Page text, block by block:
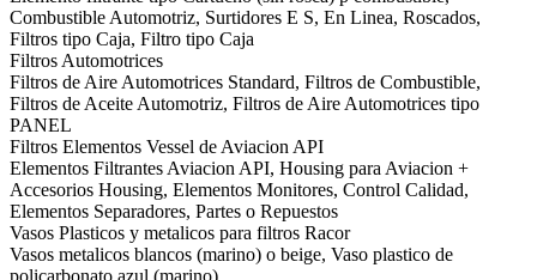
Combustible Automotriz, Surtidores E S, En Linea, Roscados,
Filtros tipo Caja, Filtro tipo Caja
Filtros Automotrices
Filtros de Aire Automotrices Standard, Filtros de Combustible,
Filtros de Aceite Automotriz, Filtros de Aire Automotrices tipo
PANEL
Filtros Elementos Vessel de Aviacion API
Elementos Filtrantes Aviacion API, Housing para Aviacion +
Accesorios Housing, Elementos Monitores, Control Calidad,
Elementos Separadores, Partes o Repuestos
Vasos Plasticos y metalicos para filtros Racor
Vasos metalicos blancos (marino) o beige, Vaso plastico de